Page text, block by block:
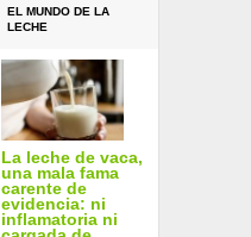
EL MUNDO DE LA
LECHE
La leche de vaca,
una mala fama
carente de
evidencia: ni
inflamatoria ni